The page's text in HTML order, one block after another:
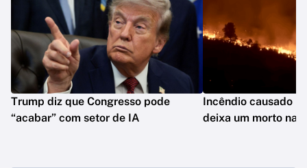
Trump diz que Congresso pode
“acabar” com setor de IA
Incêndio causado
deixa um morto na